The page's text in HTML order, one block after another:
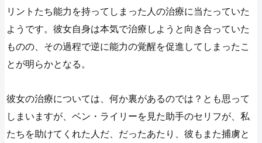
リントたち能力を持ってしまった人の治療に当たっていた
ようです。彼女自身は本気で治療しようと向き合っていた
ものの、その過程で逆に能力の覚醒を促進してしまったこ
とが明らかとなる。
彼女の治療については、何か裏があるのでは？とも思って
しまいますが、ベン・ライリーを見た助手のセリフが、私
たちを助けてくれた人だ、だったあたり、彼もまた捕虜と